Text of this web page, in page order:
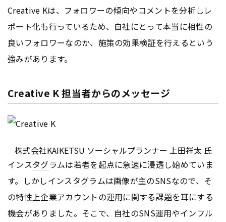
Creative Kは、フォロワーの傾向やコメントを分析しレ
ポート化も行っているため、自社にとって本当に相性の
良いフォロワーなのか、施策の効果検証を行えるという
強みがあります。
Creative K 担当者からのメッセージ
株式会社KAIKETSU ソーシャルプランナー 上田祥太 氏
インスタグラムは若者を起点に急速に浸透し始めていま
す。しかしインスタグラムは画像が主のSNSなので、そ
の特性上企業アカウントの運用に関する課題を耳にする
機会がありました。そこで、自社のSNS運用やインフル